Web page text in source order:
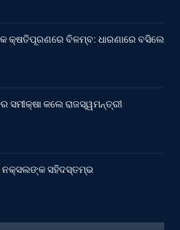
କ୍ଷତିପୂରଣରେ ବିଳମ୍ବ: ଧାରଣାରେ ବସିଲେ
ସମୀକ୍ଷା କଲେ ରାଜସ୍ୱମନ୍ତ୍ରୀ
ନକ୍ସଲଙ୍କ ସହିଦସ୍ତମ୍ଭ